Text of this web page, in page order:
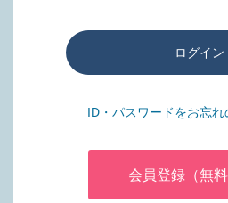
ログイン
ID・パスワードをお忘
会員登録（無